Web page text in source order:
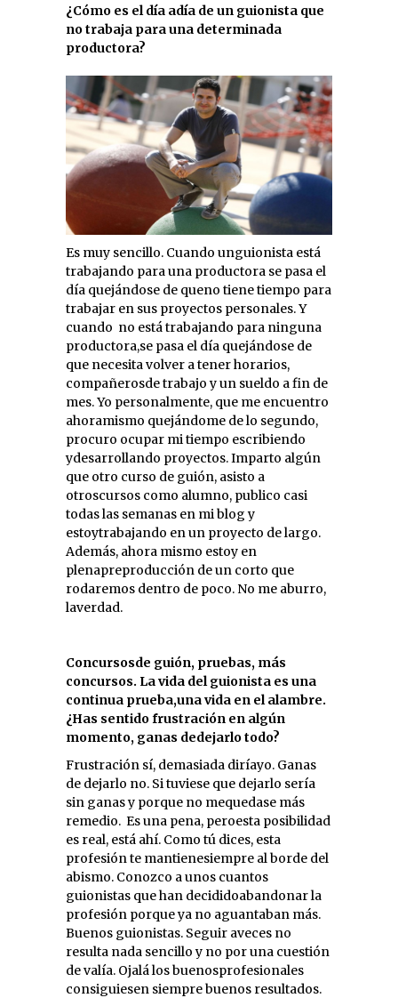
¿Cómo es el día adía de un guionista que
no trabaja para una determinada
productora?
Es muy sencillo. Cuando unguionista está
trabajando para una productora se pasa el
día quejándose de queno tiene tiempo para
trabajar en sus proyectos personales. Y
cuando no está trabajando para ninguna
productora,se pasa el día quejándose de
que necesita volver a tener horarios,
compañerosde trabajo y un sueldo a fin de
mes. Yo personalmente, que me encuentro
ahoramismo quejándome de lo segundo,
procuro ocupar mi tiempo escribiendo
ydesarrollando proyectos. Imparto algún
que otro curso de guión, asisto a
otroscursos como alumno, publico casi
todas las semanas en mi blog y
estoytrabajando en un proyecto de largo.
Además, ahora mismo estoy en
plenapreproducción de un corto que
rodaremos dentro de poco. No me aburro,
laverdad.
Concursosde guión, pruebas, más
concursos. La vida del guionista es una
continua prueba,una vida en el alambre.
¿Has sentido frustración en algún
momento, ganas dedejarlo todo?
Frustración sí, demasiada diríayo. Ganas
de dejarlo no. Si tuviese que dejarlo sería
sin ganas y porque no mequedase más
remedio. Es una pena, peroesta posibilidad
es real, está ahí. Como tú dices, esta
profesión te mantienesiempre al borde del
abismo. Conozco a unos cuantos
guionistas que han decididoabandonar la
profesión porque ya no aguantaban más.
Buenos guionistas. Seguir aveces no
resulta nada sencillo y no por una cuestión
de valía. Ojalá los buenosprofesionales
consiguiesen siempre buenos resultados.